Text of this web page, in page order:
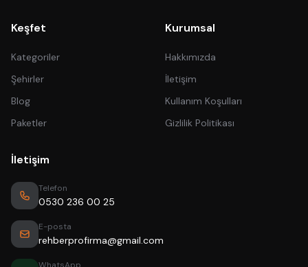
Keşfet
Kategoriler
Şehirler
Blog
Paketler
Kurumsal
Hakkımızda
İletişim
Kullanım Koşulları
Gizlilik Politikası
İletişim
Telefon
0530 236 00 25
E-posta
rehberprofirma@gmail.com